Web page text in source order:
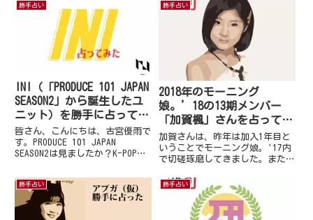
勝手占い
INI（「PRODUCE 101 JAPAN
SEASON2」から誕生したユ
ニット）を勝手に占ってみ
ました。
皆さん、こんにちは、古宮優雨で
す。PRODUCE 101 JAPAN
SEASON2は見ましたか？K-POPや
ょ？と連絡を頂きメンバー予想の
占いは今回避けて結成後の運勢的
なものを占ってみることにしまし
た。I...
勝手占い
2018年のモーニング
娘。’18の13期メンバー
「加賀楓」さんを占ってみ
た
加賀さんは、昨年は加入1年目と
いうことでモーニング娘。'17内
で切磋琢磨してきました。また、
で微妙な後輩ですが…）が入って
くるなど加賀さんの想像を越えて
しまう事が多く2017年は起こっ
た事でしょう。この心境の整...
勝手占い 勝手占い